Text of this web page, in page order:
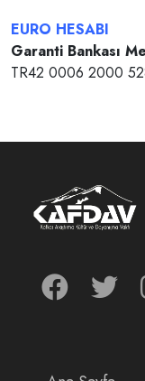
EURO HESABI
Garanti Bankası
TR42 0006 2000